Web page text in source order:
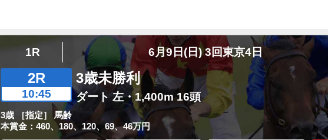
1R 6月9日(日) 3回東京4日
2R
10:45
3歳未勝利
ダート 左・1,400m 16頭
3歳 ［指定］ 馬齢
本賞金：460、180、120、69、46万円